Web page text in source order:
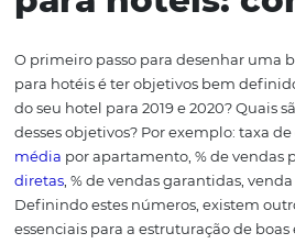
ideias inovadoras para hotéis
estratégia de vendas de sucesso
marketing e vendas com
Estratégia
para hotéis: